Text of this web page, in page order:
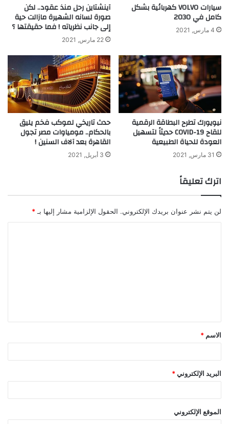
سيارات VOLVO كهربائية بشكل
كامل في 2030
4 مارس, 2021
آينشتاين رحل منذ عقود.. لكن
صورة لسانه الشهيرة مازالت حية
إلى جانب نظرياته ! فما حقيقتها ؟
22 مارس, 2021
نيويورك تطرح البطاقة الرقمية
للقاح COVID-19 حديثاً لتسهيل
العودة للحياة الطبيعية
31 مارس, 2021
حدث تاريخي لموكب فخم يليق
بالحكام.. مومياوات مصر تجول
القاهرة بعد آلاف السنين !
3 أبريل, 2021
اترك تعليقاً
لن يتم نشر عنوان بريدك الإلكتروني. الحقول الإلزامية مشار إليها بـ *
ق
*
الاسم *
البريد الإلكتروني *
الموقع الإلكتروني